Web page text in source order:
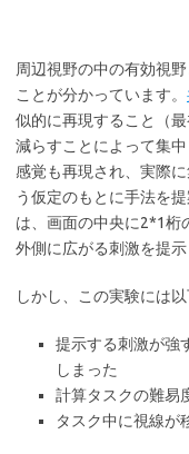
周辺視野の中の有効視
ことが分かっています。
似的に再現すること（
減らすことによって集
感覚も再現され、実際
う仮定のもとに手法を
は、画面の中央に2*1桁
外側に広がる刺激を提
しかし、この実験には
提示する刺激が強
しまった
計算タスクの難易
タスク中に視線が